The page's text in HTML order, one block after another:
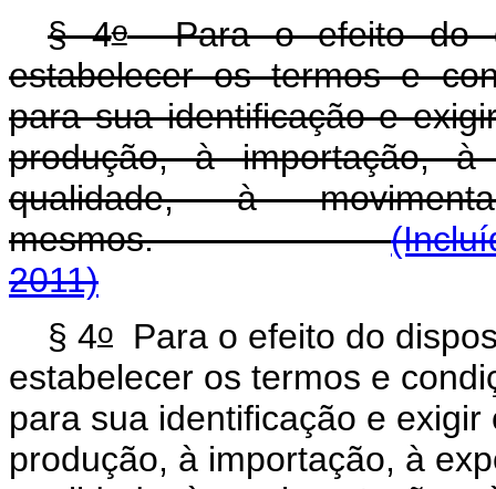
§ 4oPara o efeito do
estabelecer os termos e
para sua identificação e
produção, à importação, à
qualidade, à
mesmos.
2011)
§ 4o Para o efeito do
estabelecer os termos e
para sua identificação e
produção, à importação, à